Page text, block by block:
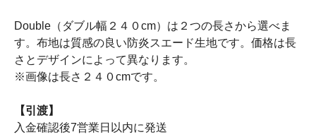
Double（ダブル幅２４０cm）は２つの長さから選べま
す。布地は質感の良い防炎スエード生地です。価格は長
さとデザインによって異なります。
※画像は長さ２４０cmです。
【引渡】
入金確認後7営業日以内に発送